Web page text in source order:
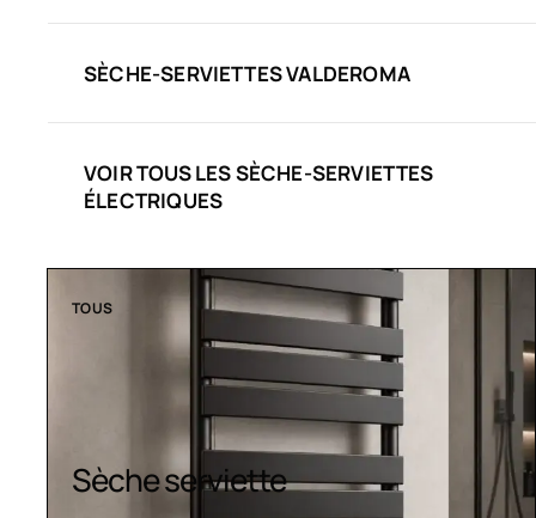
SÈCHE-SERVIETTES VALDEROMA
VOIR TOUS LES SÈCHE-SERVIETTES
ÉLECTRIQUES
TOUS
Design colorés